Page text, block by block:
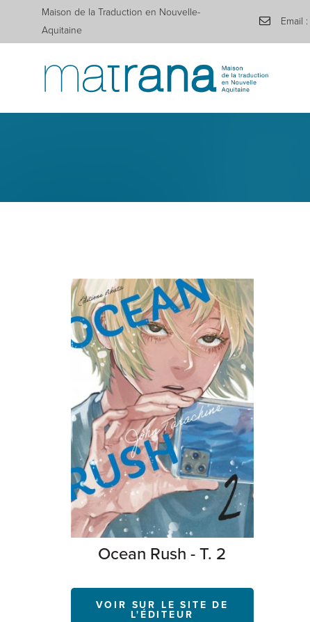
Maison de la Traduction en Nouvelle-
Aquitaine
Email :
Ocean Rush - T. 2
VOIR SUR LE SITE DE
L'ÉDITEUR